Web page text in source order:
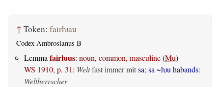
↑ Token: fairƕau
Codex Ambrosianus B
Lemmafairƕus: noun, common, masculine(Mu)
WS 1910, p. 31: Weltfast immer mitsa;sa ~ƕu habands:
Weltherrscher